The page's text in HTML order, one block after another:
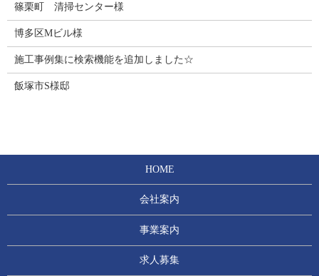
篠栗町 清掃センター様
博多区Mビル様
施工事例集に検索機能を追加しました☆
飯塚市S様邸
HOME
会社案内
事業案内
求人募集